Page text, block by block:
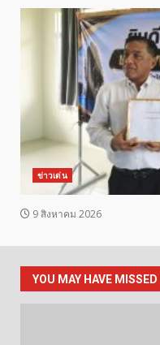
ข่าวเด่น
9 สิงหาคม 2026
YOU MAY HAVE MISSED